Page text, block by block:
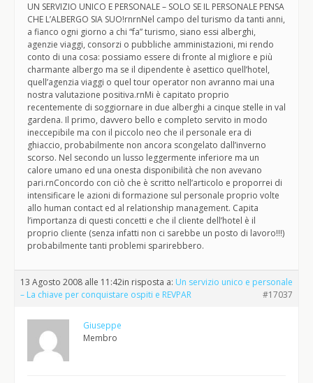
UN SERVIZIO UNICO E PERSONALE – SOLO SE IL PERSONALE PENSA
CHE L’ALBERGO SIA SUO!rnrnNel campo del turismo da tanti anni,
a fianco ogni giorno a chi “fa” turismo, siano essi alberghi,
agenzie viaggi, consorzi o pubbliche amministazioni, mi rendo
conto di una cosa: possiamo essere di fronte al migliore e più
charmante albergo ma se il dipendente è asettico quell’hotel,
quell’agenzia viaggi o quel tour operator non avranno mai una
nostra valutazione positiva.rnMi è capitato proprio
recentemente di soggiornare in due alberghi a cinque stelle in val
gardena. Il primo, davvero bello e completo servito in modo
ineccepibile ma con il piccolo neo che il personale era di
ghiaccio, probabilmente non ancora scongelato dall’inverno
scorso. Nel secondo un lusso leggermente inferiore ma un
calore umano ed una onesta disponibilità che non avevano
pari.rnConcordo con ciò che è scritto nell’articolo e proporrei di
intensificare le azioni di formazione sul personale proprio volte
allo human contact ed al relationship management. Capita
l’importanza di questi concetti e che il cliente dell’hotel è il
proprio cliente (senza infatti non ci sarebbe un posto di lavoro!!!)
probabilmente tanti problemi sparirebbero.
13 Agosto 2008 alle 11:42in risposta a: Un servizio unico e personale
– La chiave per conquistare ospiti e REVPAR
#17037
Giuseppe
Membro